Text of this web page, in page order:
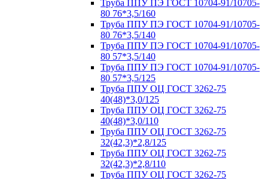
Труба ППУ ПЭ ГОСТ 10704-91/10705-
80 76*3,5/160
Труба ППУ ПЭ ГОСТ 10704-91/10705-
80 76*3,5/140
Труба ППУ ПЭ ГОСТ 10704-91/10705-
80 57*3,5/140
Труба ППУ ПЭ ГОСТ 10704-91/10705-
80 57*3,5/125
Труба ППУ ОЦ ГОСТ 3262-75
40(48)*3,0/125
Труба ППУ ОЦ ГОСТ 3262-75
40(48)*3,0/110
Труба ППУ ОЦ ГОСТ 3262-75
32(42,3)*2,8/125
Труба ППУ ОЦ ГОСТ 3262-75
32(42,3)*2,8/110
Труба ППУ ОЦ ГОСТ 3262-75